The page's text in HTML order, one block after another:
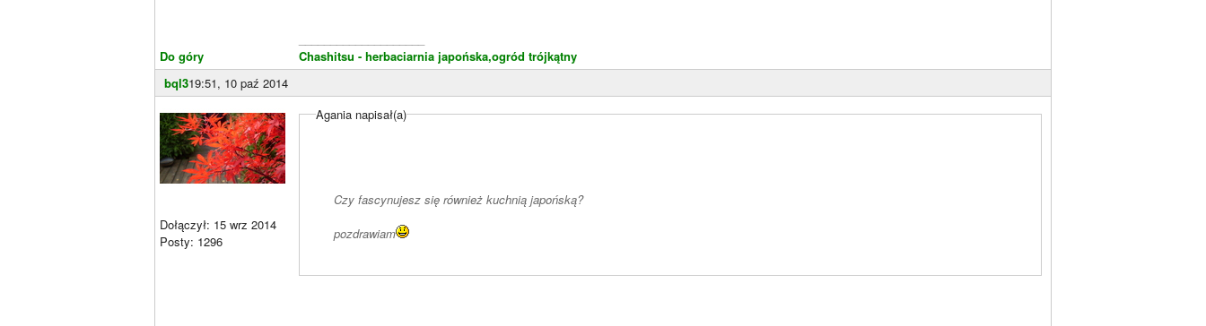
Do góry
Chashitsu - herbaciarnia japońska,ogród trójkątny
bql319:51, 10 paź 2014
Dołączył: 15 wrz 2014
Posty: 1296
Agania napisał(a)
Czy fascynujesz się również kuchnią japońską?
pozdrawiam